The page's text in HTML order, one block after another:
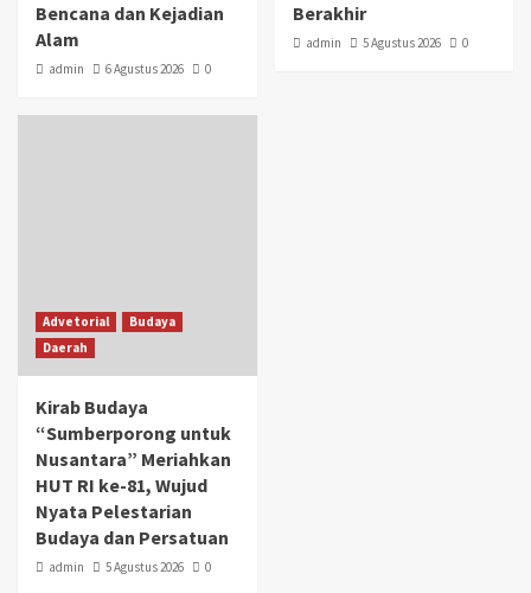
Bencana dan Kejadian
Alam
admin 6 Agustus 2026 0
Berakhir
admin 5 Agustus 2026 0
Advetorial
Budaya
Daerah
Kirab Budaya
“Sumberporong untuk
Nusantara” Meriahkan
HUT RI ke-81, Wujud
Nyata Pelestarian
Budaya dan Persatuan
admin 5 Agustus 2026 0